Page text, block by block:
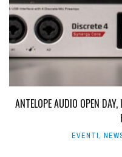
ANTELOPE AUDIO OPEN
EVENTI,